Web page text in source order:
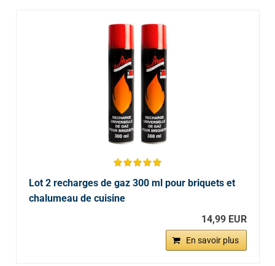
Lot 2 recharges de gaz 300 ml pour briquets et
chalumeau de cuisine
14,99 EUR
En savoir plus